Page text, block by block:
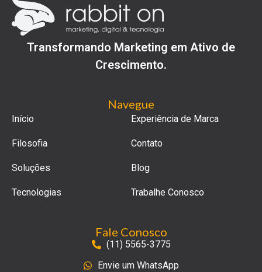
Transformando Marketing em Ativo de
Crescimento.
Navegue
Início
Filosofia
Soluções
Tecnologias
Experiência de Marca
Contato
Blog
Trabalhe Conosco
Fale Conosco
(11) 5565-3775
Envie um WhatsApp